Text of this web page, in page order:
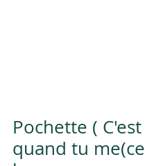
Pochette (
quand tu